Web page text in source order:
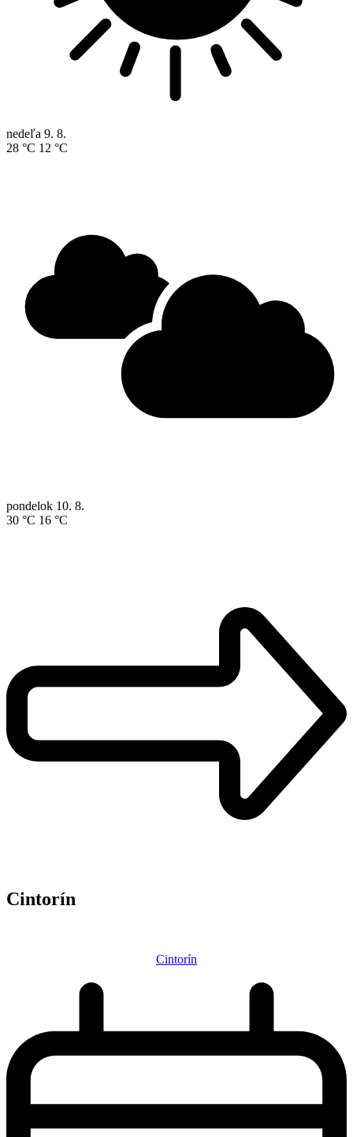
nedeľa 9. 8.
28 °C 12 °C
pondelok 10. 8.
30 °C 16 °C
Cintorín
Cintorín